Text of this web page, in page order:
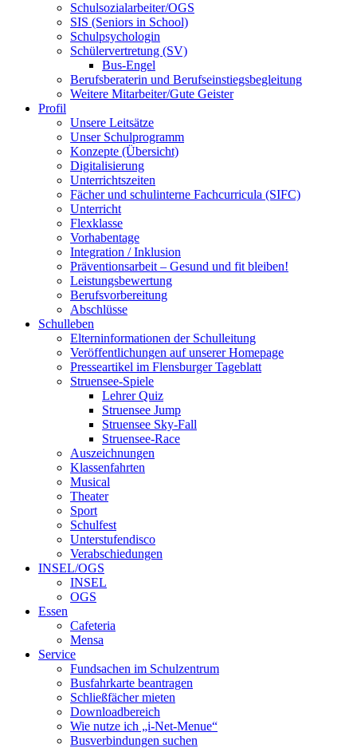
Schulsozialarbeiter/OGS
SIS (Seniors in School)
Schulpsychologin
Schülervertretung (SV)
Bus-Engel
Berufsberaterin und Berufseinstiegsbegleitung
Weitere Mitarbeiter/Gute Geister
Profil
Unsere Leitsätze
Unser Schulprogramm
Konzepte (Übersicht)
Digitalisierung
Unterrichtszeiten
Fächer und schulinterne Fachcurricula (SIFC)
Unterricht
Flexklasse
Vorhabentage
Integration / Inklusion
Präventionsarbeit – Gesund und fit bleiben!
Leistungsbewertung
Berufsvorbereitung
Abschlüsse
Schulleben
Elterninformationen der Schulleitung
Veröffentlichungen auf unserer Homepage
Presseartikel im Flensburger Tageblatt
Struensee-Spiele
Lehrer Quiz
Struensee Jump
Struensee Sky-Fall
Struensee-Race
Auszeichnungen
Klassenfahrten
Musical
Theater
Sport
Schulfest
Unterstufendisco
Verabschiedungen
INSEL/OGS
INSEL
OGS
Essen
Cafeteria
Mensa
Service
Fundsachen im Schulzentrum
Busfahrkarte beantragen
Schließfächer mieten
Downloadbereich
Wie nutze ich „i-Net-Menue“
Busverbindungen suchen